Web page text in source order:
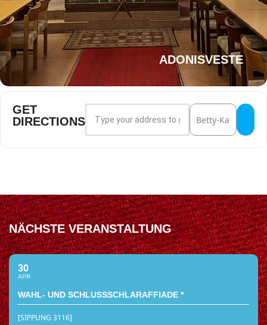
ADONISVESTE
GET
DIRECTIONS
Destination
NÄCHSTE VERANSTALTUNG
30
APR
WAHL- UND SCHLUSSSCHLARAFFIADE *
[SIPPUNG 3116]